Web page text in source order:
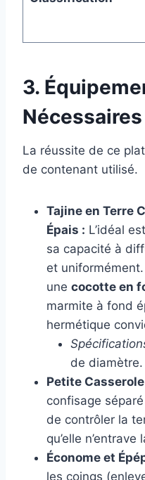
3.
Nécessaires
La réussite de ce
de contenant utilisé.
Tajine en Terre
Épais : L’idéal
sa capacité à
et uniformément.
une cocotte en
marmite à fond
hermétique
de diamètre.
Petite Casserole
confisage
de contrôler la
qu’elle
Économe et
les coings